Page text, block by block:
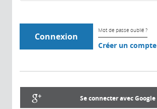
Mot de passe oublié ?
Créer un compte
Se connecter avec Google